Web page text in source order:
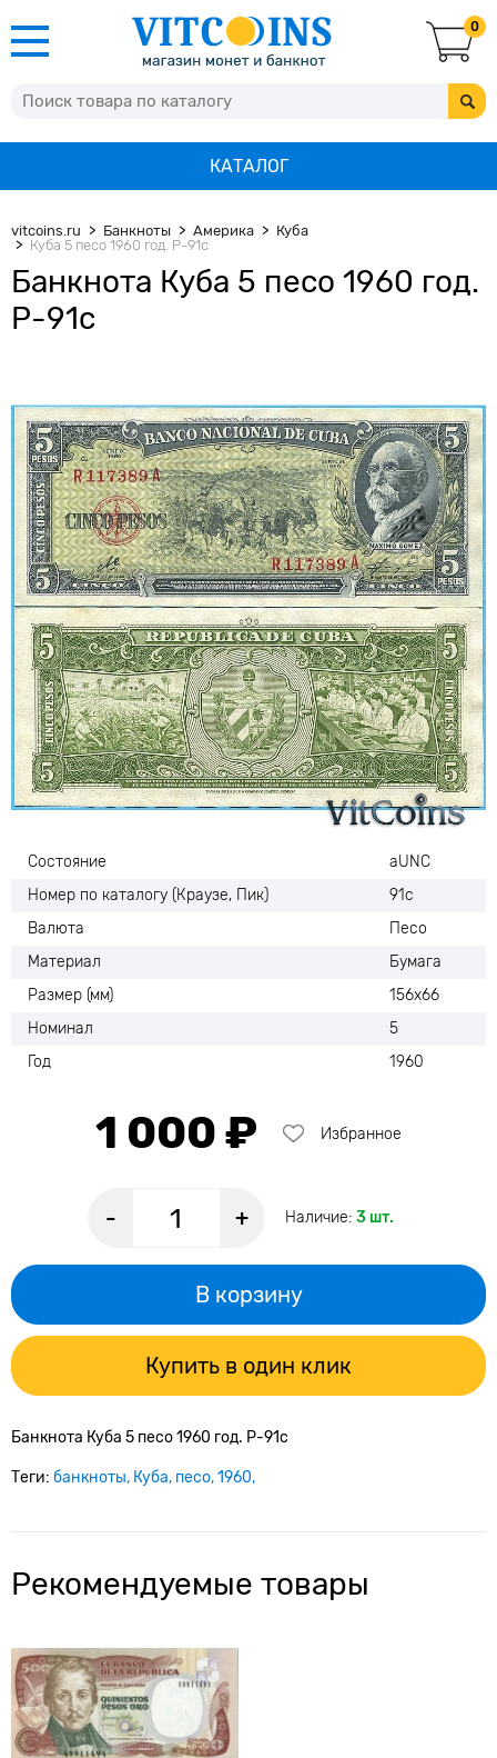
0
КАТАЛОГ
vitcoins.ru Банкноты Америка
Куба
Куба 5 песо 1960 год. Р-91с
Банкнота Куба 5 песо 1960 год.
Р-91с
Состояние
аUNC
Номер по каталогу (Краузе, Пик)
91c
Валюта
Песо
Материал
Бумага
Размер (мм)
156х66
Номинал
5
Год
1960
1 000 ₽ Избранное
- + Наличие: 3 шт.
В корзину
Купить в один клик
Банкнота Куба 5 песо 1960 год. Р-91с
Теги: банкноты Куба песо 1960
Рекомендуемые товары